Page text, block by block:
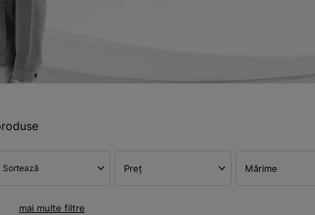
Sortează Preț Mărime
mai multe filtre